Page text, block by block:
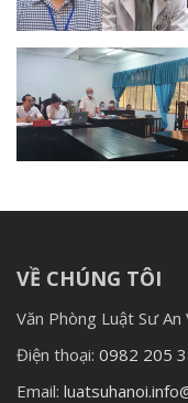
VỀ CHÚNG TÔI
Văn Phòng Luật Sư An
Điện thoại: 0982 205
Email: